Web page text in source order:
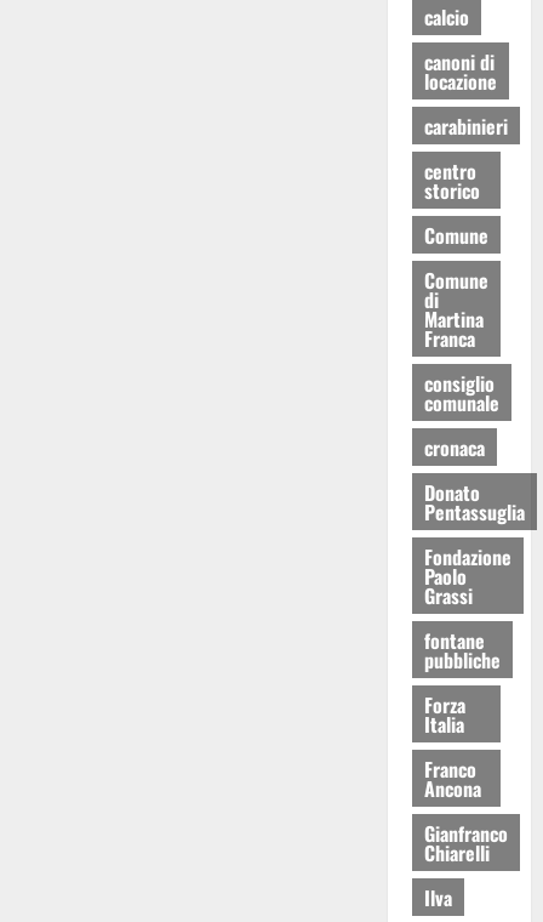
calcio
canoni di
locazione
carabinieri
centro
storico
Comune
Comune
di
Martina
Franca
consiglio
comunale
cronaca
Donato
Pentassuglia
Fondazione
Paolo
Grassi
fontane
pubbliche
Forza
Italia
Franco
Ancona
Gianfranco
Chiarelli
Ilva